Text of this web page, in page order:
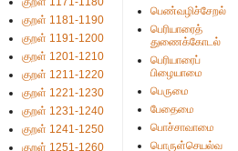
குறள் 1181-1190
குறள் 1191-1200
குறள் 1201-1210
குறள் 1211-1220
குறள் 1221-1230
குறள் 1231-1240
குறள் 1241-1250
குறள் 1251-1260
பெண்வழிச்சேறல்
பெரியாரைத்
துணைக்கோடல்
பெரியாரைப்
பிழையாமை
பெருமை
பேதைமை
பொச்சாவாமை
பொருள்செயல்வ